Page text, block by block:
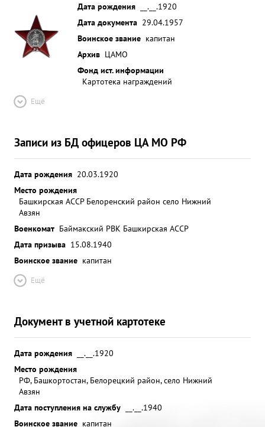
Дата рождения
__.__.1920
Дата документа 29.04.1957
Воинское звание капитан
Архив ЦАМО
Фонд ист. информации
Картотека награждений
Ещё
Записи из БД офицеров ЦА МО РФ
Дата рождения 20.03.1920
Место рождения
Башкирская АССР Белоренский район село Нижний
Авзян
Военкомат Баймакский РВК Башкирская АССР
Дата призыва 15.08.1940
Воинское звание капитан
Ещё
Документ в учетной картотеке
Дата рождения
__.__.1920
Место рождения
РФ, Башкортостан, Белорецкий район, село Нижний
Авзян
Дата поступления на службу
__.__.1940
Воинское звание капитан